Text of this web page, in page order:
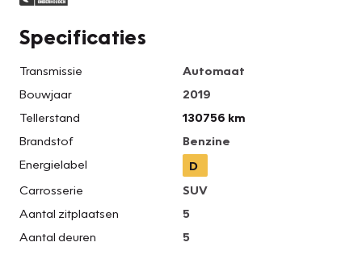
Specificaties
Transmissie
Automaat
Bouwjaar
2019
Tellerstand
130756 km
Brandstof
Benzine
Energielabel
D
Carrosserie
SUV
Aantal zitplaatsen
5
Aantal deuren
5